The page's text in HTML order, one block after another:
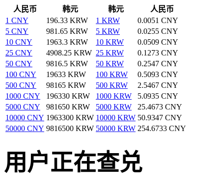
人民币
韩元 韩元
人民币
1 CNY
196.33 KRW 1 KRW
0.0051 CNY
5 CNY
981.65 KRW 5 KRW
0.0255 CNY
10 CNY
1963.3 KRW 10 KRW
0.0509 CNY
25 CNY
4908.25 KRW 25 KRW
0.1273 CNY
50 CNY
9816.5 KRW 50 KRW
0.2547 CNY
100 CNY
19633 KRW 100 KRW
0.5093 CNY
500 CNY
98165 KRW 500 KRW
2.5467 CNY
1000 CNY
196330 KRW 1000 KRW
5.0935 CNY
5000 CNY
981650 KRW 5000 KRW
25.4673 CNY
10000 CNY 1963300 KRW 10000 KRW 50.9347 CNY
50000 CNY 9816500 KRW 50000 KRW 254.6733 CNY
用户正在查兑